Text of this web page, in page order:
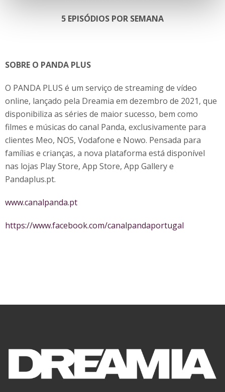
5 EPISÓDIOS POR SEMANA
SOBRE O PANDA PLUS
O PANDA PLUS é um serviço de streaming de vídeo
online, lançado pela Dreamia em dezembro de 2021, que
disponibiliza as séries de maior sucesso, bem como
filmes e músicas do canal Panda, exclusivamente para
clientes Meo, NOS, Vodafone e Nowo. Pensada para
famílias e crianças, a nova plataforma está disponível
nas lojas Play Store, App Store, App Gallery e
Pandaplus.pt.
www.canalpanda.pt
https://www.facebook.com/canalpandaportugal